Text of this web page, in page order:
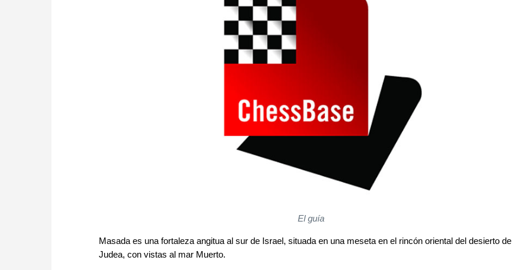
El guía
Masada es una fortaleza angitua al sur de Israel, situada en una meseta en el rincón oriental del desierto de
Judea, con vistas al mar Muerto.